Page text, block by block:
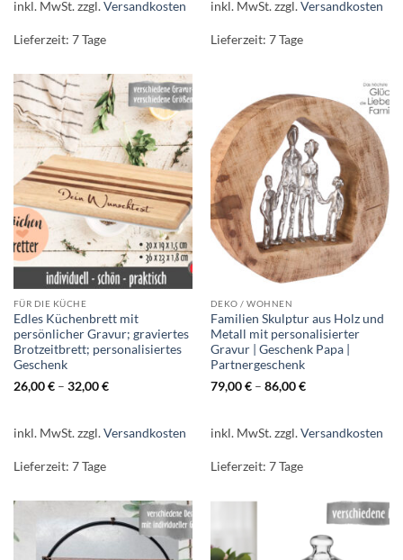
inkl. MwSt.zzgl.Versandkosten
Lieferzeit: 7 Tage
inkl. MwSt.zzgl.Versandkosten
Lieferzeit: 7 Tage
FÜR DIE KÜCHE
Edles Küchenbrett mit
persönlicher Gravur; graviertes
Brotzeitbrett; personalisiertes
Geschenk
26,00€– 32,00€
inkl. MwSt.zzgl.Versandkosten
Lieferzeit: 7 Tage
DEKO / WOHNEN
Familien Skulptur aus Holz und
Metall mit personalisierter
Gravur | Geschenk Papa |
Partnergeschenk
79,00€– 86,00€
inkl. MwSt.zzgl.Versandkosten
Lieferzeit: 7 Tage